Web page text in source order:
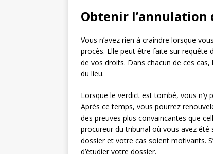
Obtenir l’annulation
Vous n’avez rien à craindre lorsque
procès. Elle peut être faite sur requête
de vos droits. Dans chacun de ces
du lieu.
Lorsque le verdict est tombé, vous n’y
Après ce temps, vous pourrez
des preuves plus convaincantes que
procureur du tribunal où vous avez
dossier et votre cas soient motivants.
d’étudier votre dossier.